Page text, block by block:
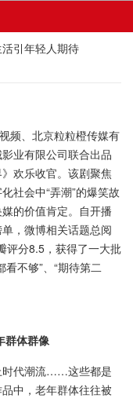
活引年轻人期待
、北京粒粒橙传媒有
业有限公司联合出品
欢乐收官。该剧聚焦
社会中“弄潮”的爆笑故
的价值肯定。自开播
，微博相关话题总阅
评分8.5，获得了一大批
不够”、“期待第二
群体群像
代潮流……这些都是
中，老年群体往往被